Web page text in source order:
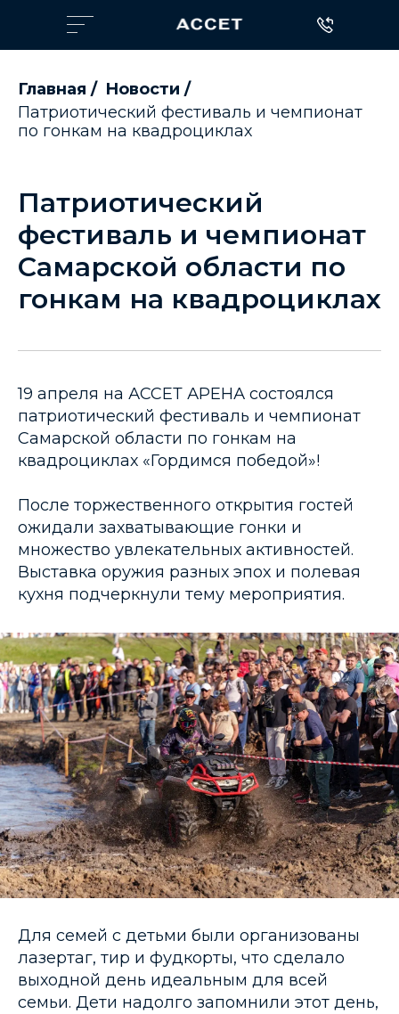
Главная / Новости /
Патриотический фестиваль и чемпионат
по гонкам на квадроциклах
Патриотический
фестиваль и чемпионат
Самарской области по
гонкам на квадроциклах
19 апреля на АССЕТ АРЕНА состоялся
патриотический фестиваль и чемпионат
Самарской области по гонкам на
квадроциклах «Гордимся победой»!
После торжественного открытия гостей
ожидали захватывающие гонки и
множество увлекательных активностей.
Выставка оружия разных эпох и полевая
кухня подчеркнули тему мероприятия.
Для семей с детьми были организованы
лазертаг, тир и фудкорты, что сделало
выходной день идеальным для всей
семьи. Дети надолго запомнили этот день,